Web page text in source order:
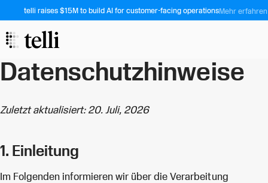
telli raises $15M to build AI for customer-facing operationsMehr erfahren
Datenschutzhinweise
Zuletzt aktualisiert: 20. Juli, 2026
1. Einleitung
Im Folgenden informieren wir über die Verarbeitung